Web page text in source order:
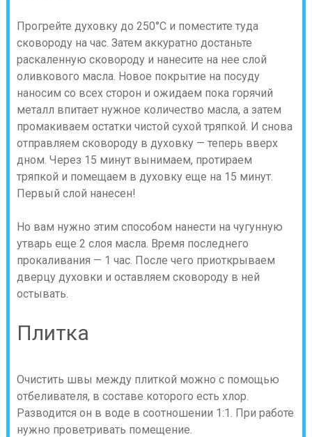
Прогрейте духовку до 250°C и поместите туда
сковороду на час. Затем аккуратно достаньте
раскаленную сковороду и нанесите на нее слой
оливкового масла. Новое покрытие на посуду
наносим со всех сторон и ожидаем пока горячий
металл впитает нужное количество масла, а затем
промакиваем остатки чистой сухой тряпкой. И снова
отправляем сковороду в духовку — теперь вверх
дном. Через 15 минут вынимаем, протираем
тряпкой и помещаем в духовку еще на 15 минут.
Первый слой нанесен!
Но вам нужно этим способом нанести на чугунную
утварь еще 2 слоя масла. Время последнего
прокаливания — 1 час. После чего приоткрываем
дверцу духовки и оставляем сковороду в ней
остывать.
Плитка
Очистить швы между плиткой можно с помощью
отбеливателя, в составе которого есть хлор.
Разводится он в воде в соотношении 1:1. При работе
нужно проветривать помещение.